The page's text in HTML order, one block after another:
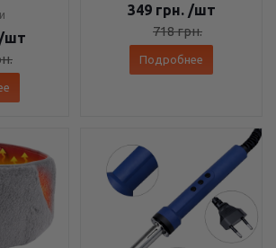
/шт
349 грн. /шт
718грн.
Подробнее